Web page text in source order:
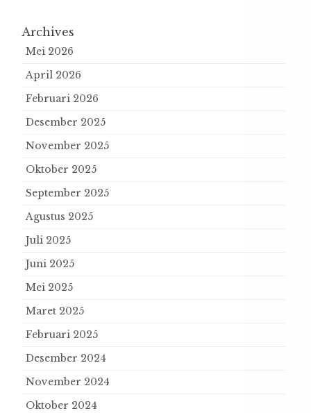
Archives
Mei 2026
April 2026
Februari 2026
Desember 2025
November 2025
Oktober 2025
September 2025
Agustus 2025
Juli 2025
Juni 2025
Mei 2025
Maret 2025
Februari 2025
Desember 2024
November 2024
Oktober 2024